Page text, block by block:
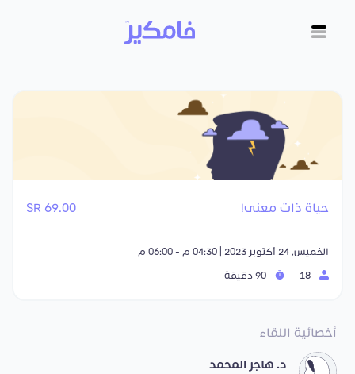
حياة ذات معنى! 69.00 SR
الخميس, 24 أكتوبر 2023 | 04:30 م - 06:00 م
أخصائية اللقاء
د. هاجر المحمد